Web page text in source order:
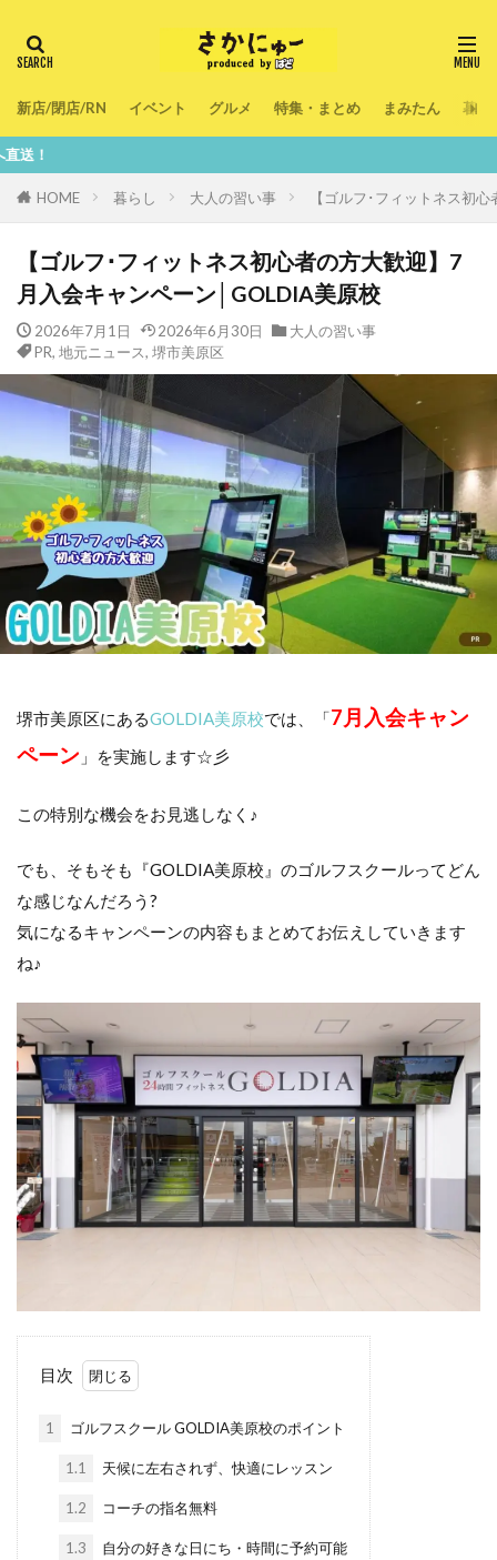
新店/閉店/RN イベント グルメ 特集・まとめ まみたん 暮ら
HOME 暮らし 大人の習い事 【ゴルフ･フィットネス初
【ゴルフ･フィットネス初心者の方大歓迎】7
月入会キャンペーン│GOLDIA美原校
2026年7月1日 2026年6月30日
大人の習い事
PR, 地元ニュース, 堺市美原区
堺市美原区にあるGOLDIA美原校では、「7月 入会キャン
ペーン 」を実施します☆彡
この特別な機会をお見逃しなく♪
でも、そもそも『GOLDIA美原校』のゴルフスクールってどん
な感じなんだろう?
気になるキャンペーンの内容もまとめてお伝えしていきます
ね♪
目次
1 ゴルフスクール GOLDIA美原校のポイント
1.1 天候に左右されず、快適にレッスン
1.2 コーチの指名無料
1.3 自分の好きな日にち・時間に予約可能